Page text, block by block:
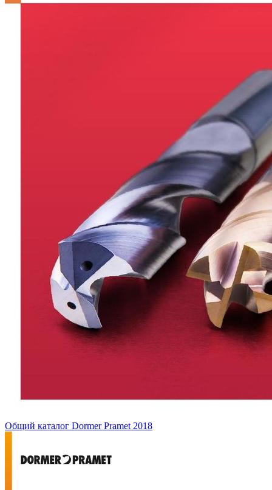
Общий каталог Dormer Pramet 2018